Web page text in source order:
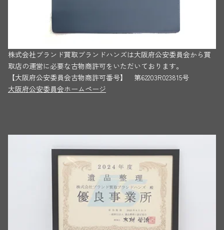
株式会社ブランド買取ブランドハンズは大阪府公安委員会から買
取店の運営に必要な古物商許可をいただいております。
【大阪府公安委員会古物商許可番号】 第62203R023815号
大阪府公安委員会ホームページ